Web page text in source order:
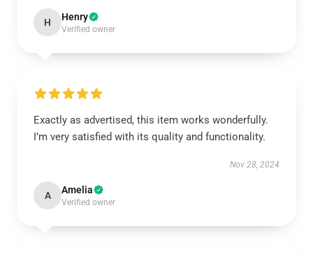
H Henry
Verified owner
Exactly as advertised, this item works wonderfully.
I’m very satisfied with its quality and functionality.
Nov 28, 2024
A Amelia
Verified owner